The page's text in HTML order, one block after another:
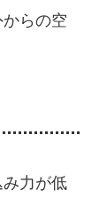
らの空
力が低